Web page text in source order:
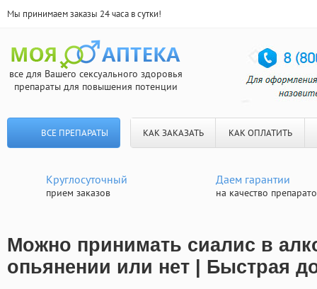
Мы принимаем заказы 24 часа в сутки!
все для Вашего сексуального здоровья
препараты для повышения потенции
ВСЕ ПРЕПАРАТЫ КАК ЗАКАЗАТЬ КАК ОПЛАТИТЬ
Круглосуточный
прием заказов
Даем гарантии
на качество
Можно принимать сиалис в
опьянении или нет | Быстрая